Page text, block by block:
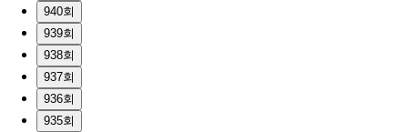
940회
939회
938회
937회
936회
935회